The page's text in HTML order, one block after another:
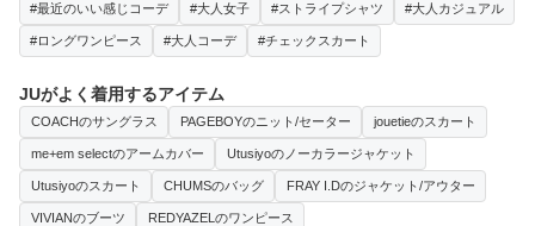
#最近のいい感じコーデ #大人女子 #ストライプシャツ #大人カジュアル
#ロングワンピース #大人コーデ #チェックスカート
JUがよく着用するアイテム
COACHのサングラス PAGEBOYのニット/セーター jouetieのスカート
me+em selectのアームカバー Utusiyoのノーカラージャケット
Utusiyoのスカート CHUMSのバッグ FRAY I.Dのジャケット/アウター
VIVIANのブーツ REDYAZELのワンピース